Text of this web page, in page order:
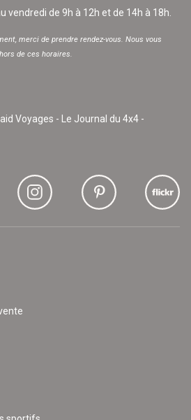
vendredi de 9h à 12h et de 14h à 18h.
merci de prendre rendez-vous. Nous vous
de ces horaires.
Voyages - Le Journal du 4x4 -